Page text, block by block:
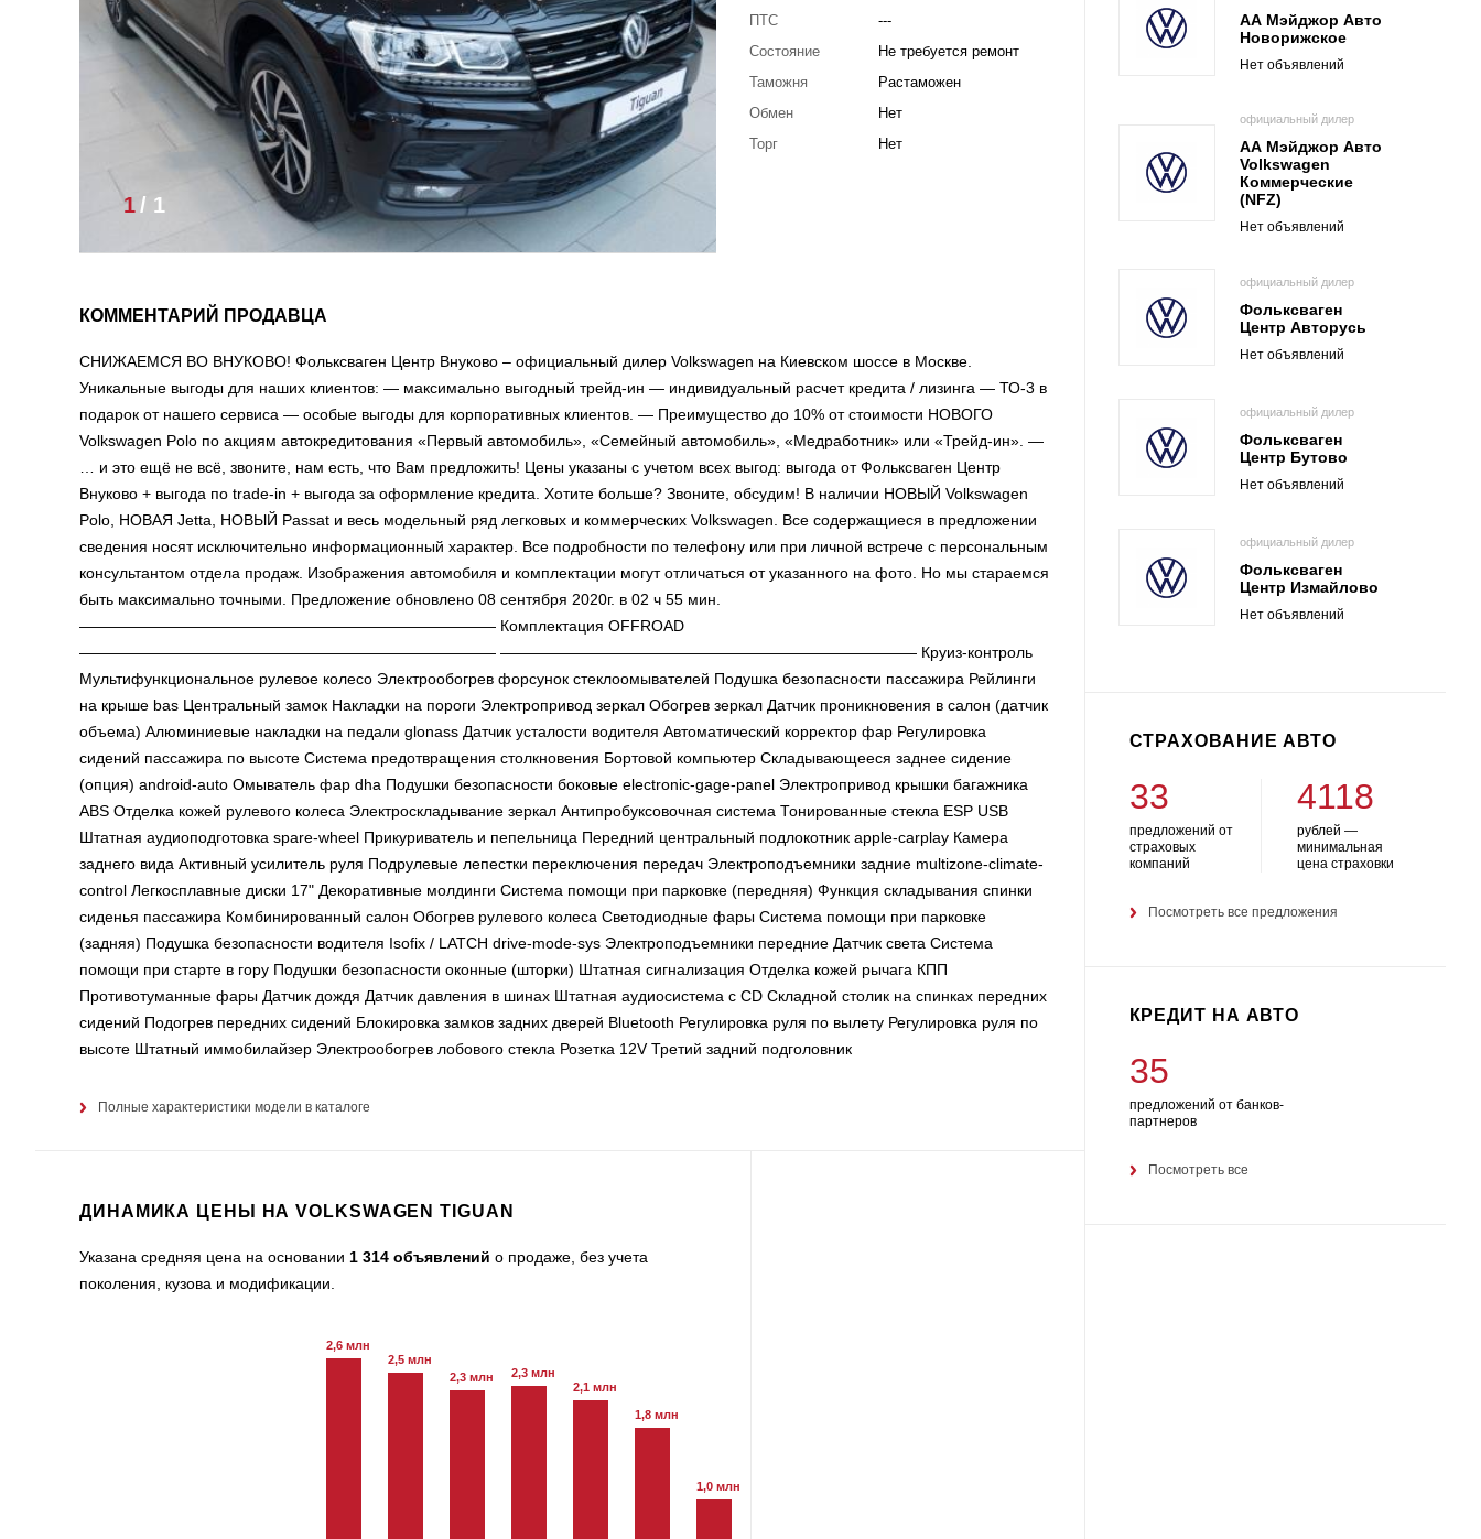
1/ 1
ПТС
---
Состояние
Не требуется ремонт
Таможня
Растаможен
Обмен
Нет
Торг
Нет
КОММЕНТАРИЙ ПРОДАВЦА
СНИЖАЕМСЯ ВО ВНУКОВО! Фольксваген Центр Внуково – официальный дилер Volkswagen на Киевском шоссе в Москве.
Уникальные выгоды для наших клиентов: — максимально выгодный трейд-ин — индивидуальный расчет кредита / лизинга — ТО-3 в
подарок от нашего сервиса — особые выгоды для корпоративных клиентов. — Преимущество до 10% от стоимости НОВОГО
Volkswagen Polo по акциям автокредитования «Первый автомобиль», «Семейный автомобиль», «Медработник» или «Трейд-ин». —
… и это ещё не всё, звоните, нам есть, что Вам предложить! Цены указаны с учетом всех выгод: выгода от Фольксваген Центр
Внуково + выгода по trade-in + выгода за оформление кредита. Хотите больше? Звоните, обсудим! В наличии НОВЫЙ Volkswagen
Polo, НОВАЯ Jetta, НОВЫЙ Passat и весь модельный ряд легковых и коммерческих Volkswagen. Все содержащиеся в предложении
сведения носят исключительно информационный характер. Все подробности по телефону или при личной встрече с персональным
консультантом отдела продаж. Изображения автомобиля и комплектации могут отличаться от указанного на фото. Но мы стараемся
быть максимально точными. Предложение обновлено 08 сентября 2020г. в 02 ч 55 мин.
——————————————————————————— Комплектация OFFROAD
——————————————————————————— ——————————————————————————— Круиз-контроль
Мультифункциональное рулевое колесо Электрообогрев форсунок стеклоомывателей Подушка безопасности пассажира Рейлинги
на крыше bas Центральный замок Накладки на пороги Электропривод зеркал Обогрев зеркал Датчик проникновения в салон (датчик
объема) Алюминиевые накладки на педали glonass Датчик усталости водителя Автоматический корректор фар Регулировка
сидений пассажира по высоте Система предотвращения столкновения Бортовой компьютер Складывающееся заднее сидение
(опция) android-auto Омыватель фар dha Подушки безопасности боковые electronic-gage-panel Электропривод крышки багажника
ABS Отделка кожей рулевого колеса Электроскладывание зеркал Антипробуксовочная система Тонированные стекла ESP USB
Штатная аудиоподготовка spare-wheel Прикуриватель и пепельница Передний центральный подлокотник apple-carplay Камера
заднего вида Активный усилитель руля Подрулевые лепестки переключения передач Электроподъемники задние multizone-climate-
control Легкосплавные диски 17" Декоративные молдинги Система помощи при парковке (передняя) Функция складывания спинки
сиденья пассажира Комбинированный салон Обогрев рулевого колеса Светодиодные фары Система помощи при парковке
(задняя) Подушка безопасности водителя Isofix / LATCH drive-mode-sys Электроподъемники передние Датчик света Система
помощи при старте в гору Подушки безопасности оконные (шторки) Штатная сигнализация Отделка кожей рычага КПП
Противотуманные фары Датчик дождя Датчик давления в шинах Штатная аудиосистема с CD Складной столик на спинках передних
сидений Подогрев передних сидений Блокировка замков задних дверей Bluetooth Регулировка руля по вылету Регулировка руля по
высоте Штатный иммобилайзер Электрообогрев лобового стекла Розетка 12V Третий задний подголовник
Полные характеристики модели в каталоге
ДИНАМИКА ЦЕНЫ НА VOLKSWAGEN TIGUAN
Указана средняя цена на основании 1 314 объявлений о продаже, без учета
поколения, кузова и модификации.
2,6 млн
2,5 млн
2,3 млн 2,3 млн
2,1 млн
1,8 млн
1,0 млн
АА Мэйджор Авто
Новорижское
Нет объявлений
официальный дилер
АА Мэйджор Авто
Volkswagen
Коммерческие
(NFZ)
Нет объявлений
официальный дилер
Фольксваген
Центр Авторусь
Нет объявлений
официальный дилер
Фольксваген
Центр Бутово
Нет объявлений
официальный дилер
Фольксваген
Центр Измайлово
Нет объявлений
СТРАХОВАНИЕ АВТО
33
предложений от
страховых
компаний
4118
рублей —
минимальная
цена страховки
Посмотреть все предложения
КРЕДИТ НА АВТО
35
предложений от банков-
партнеров
Посмотреть все